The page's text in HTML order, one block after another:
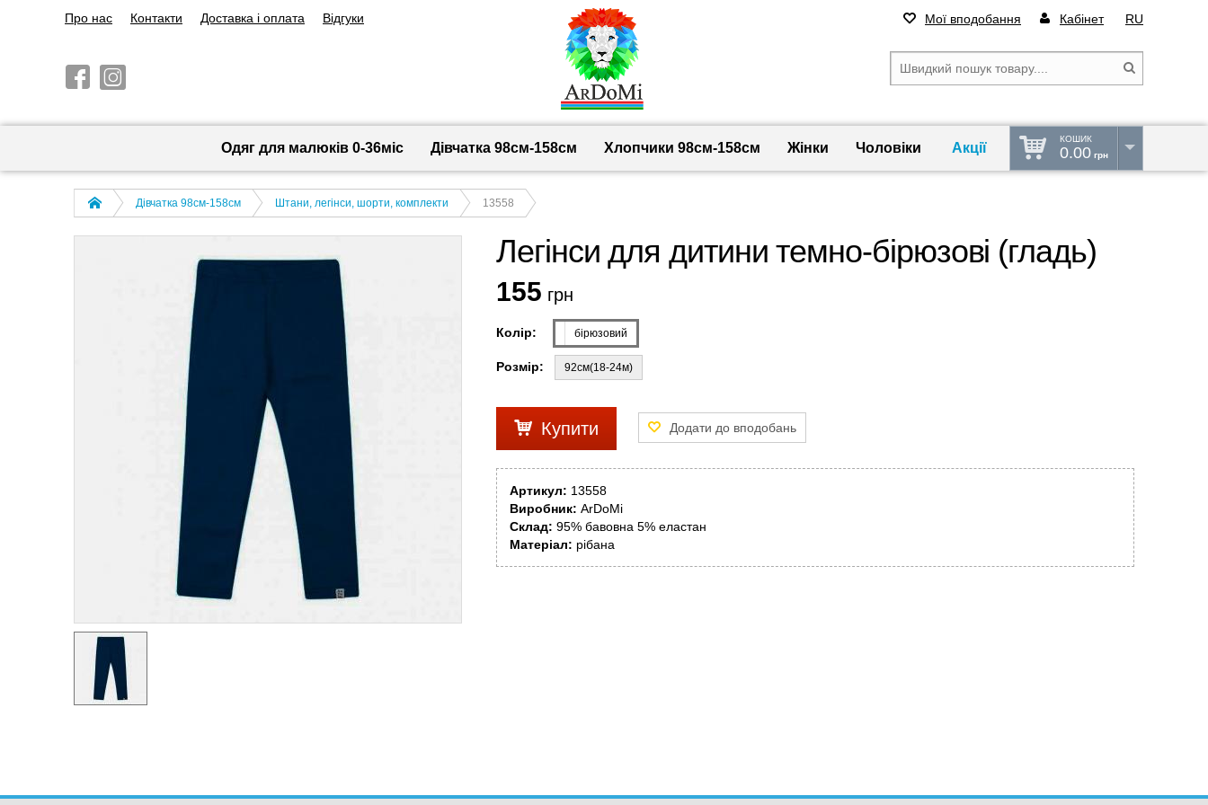
Про нас Контакти Доставка і оплата Відгуки Мої вподобання Кабінет RU
Одяг для малюків 0-36міс Дівчатка 98cм-158см Хлопчики 98см-158см Жінки Чоловіки Акції
КОШИК
0.00 грн
Дівчатка 98cм-158см Штани, легінси, шорти, комплекти 13558
Легінси для дитини темно-бірюзові (гладь)
155 грн
Колір: бірюзовий
Розмір: 92см(18-24м)
Купити
Артикул: 13558
Виробник: ArDoMi
Склад: 95% бавовна 5% еластан
Матеріал: рібана